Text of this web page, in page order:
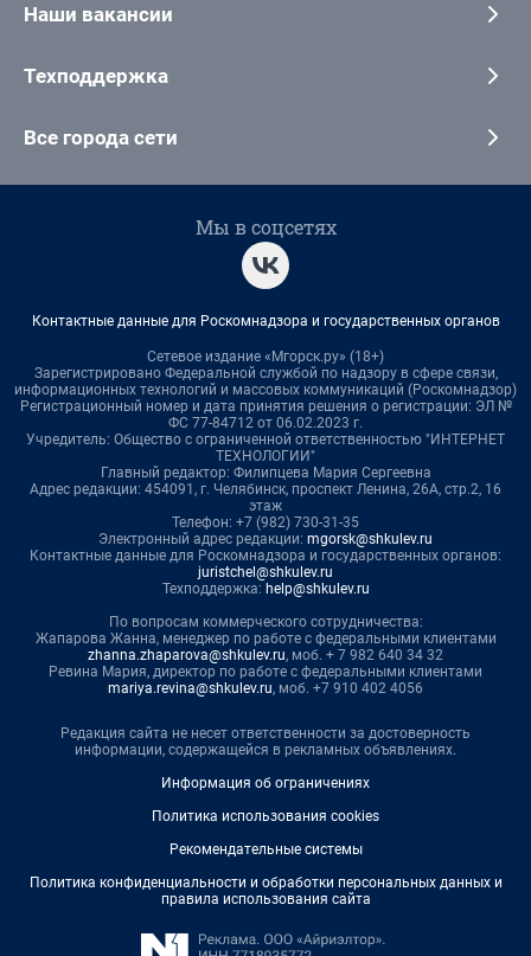
Наши вакансии
Техподдержка
Все города сети
Мы в соцсетях
Контактные данные для Роскомнадзора и государственных органов
Сетевое издание «Мгорск.ру» (18+)
Зарегистрировано Федеральной службой по надзору в сфере связи,
информационных технологий и массовых коммуникаций (Роскомнадзор)
Регистрационный номер и дата принятия решения о регистрации: ЭЛ №
ФС 77-84712 от 06.02.2023 г.
Учредитель: Общество с ограниченной ответственностью "ИНТЕРНЕТ
ТЕХНОЛОГИИ"
Главный редактор: Филипцева Мария Сергеевна
Адрес редакции: 454091, г. Челябинск, проспект Ленина, 26А, стр.2, 16
этаж
Телефон: +7 (982) 730-31-35
Электронный адрес редакции: mgorsk@shkulev.ru
Контактные данные для Роскомнадзора и государственных органов:
juristchel@shkulev.ru
Техподдержка: help@shkulev.ru
По вопросам коммерческого сотрудничества:
Жапарова Жанна, менеджер по работе с федеральными клиентами
zhanna.zhaparova@shkulev.ru, моб. + 7 982 640 34 32
Ревина Мария, директор по работе с федеральными клиентами
mariya.revina@shkulev.ru, моб. +7 910 402 4056
Редакция сайта не несет ответственности за достоверность
информации, содержащейся в рекламных объявлениях.
Информация об ограничениях
Политика использования cookies
Рекомендательные системы
Политика конфиденциальности и обработки персональных данных и
правила использования сайта